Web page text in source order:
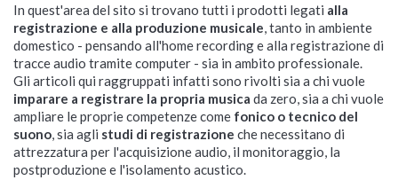
In quest'area del sito si trovano tutti i prodotti legati alla
registrazione e alla produzione musicale, tanto in ambiente
domestico - pensando all'home recording e alla registrazione di
tracce audio tramite computer - sia in ambito professionale.
Gli articoli qui raggruppati infatti sono rivolti sia a chi vuole
imparare a registrare la propria musica da zero, sia a chi vuole
ampliare le proprie competenze come fonico o tecnico del
suono, sia agli studi di registrazione che necessitano di
attrezzatura per l'acquisizione audio, il monitoraggio, la
postproduzione e l'isolamento acustico.